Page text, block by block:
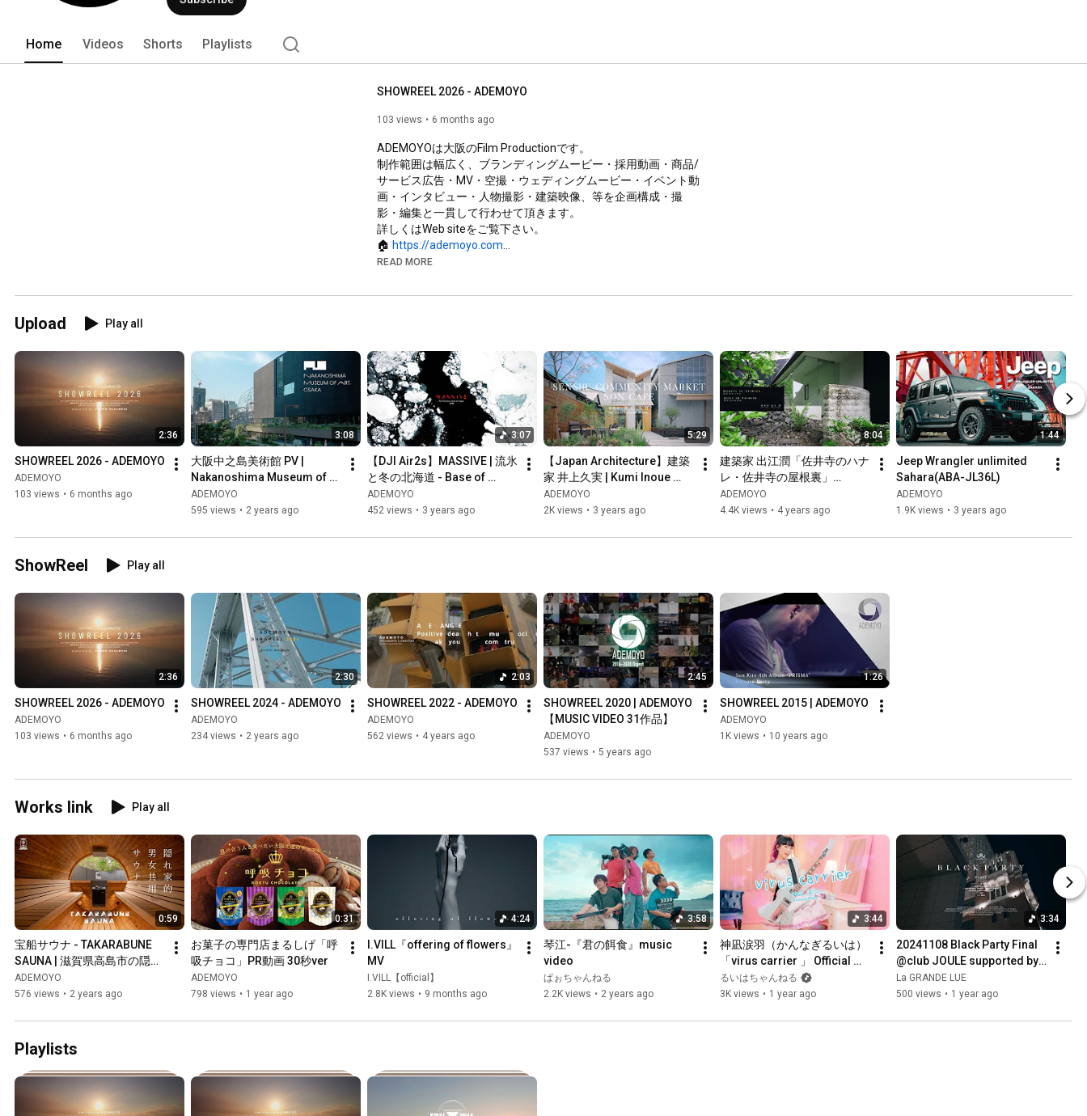
Home Videos Shorts Playlists
SHOWREEL 2026 - ADEMOYO
103 views 6 months ago
ADEMOYOは大阪のFilm Productionです。
制作範囲は幅広く、ブランディングムービー・採用動画・商品/
サービス広告・MV・空撮・ウェディングムービー・イベント動
画・インタビュー・人物撮影・建築映像、等を企画構成・撮
影・編集と一貫して行わせて頂きます。
詳しくはWeb siteをご覧下さい。
🏠 https://ademoyo.com
info@ademoyo.com
#大阪映像制作#ビデオグラファー#ブランディングムービー
READ MORE
Upload Play all
2:36
SHOWREEL 2026 - ADEMOYO
ADEMOYO
103 views • 6 months ago
3:08
大阪中之島美術館 PV |
Nakanoshima Museum of
Art, Osaka (Japan)
ADEMOYO
595 views • 2 years ago
3:07
【DJI Air2s】MASSIVE | 流氷
と冬の北海道 - Base of
Shiretoko National Park
Hokkaido Japan
ADEMOYO
452 views • 3 years ago
5:29
【Japan Architecture】建築
家 井上久実 | Kumi Inoue
「SENSHU COMMUNITY
MARKET SON CAFE」
ADEMOYO
2K views • 3 years ago
8:04
建築家 出江潤「佐井寺のハナ
レ・佐井寺の屋根裏」
【Japan Architecture】
ADEMOYO
4.4K views • 4 years ago
1:44
Jeep Wrangler unlimited
Sahara(ABA-JL36L)
ADEMOYO
1.9K views • 3 years ago
ShowReel Play all
2:36
SHOWREEL 2026 - ADEMOYO
ADEMOYO
103 views • 6 months ago
2:30
SHOWREEL 2024 - ADEMOYO
ADEMOYO
234 views • 2 years ago
2:03
SHOWREEL 2022 - ADEMOYO
ADEMOYO
562 views • 4 years ago
2:45
SHOWREEL 2020 | ADEMOYO
【MUSIC VIDEO 31作品】
ADEMOYO
537 views • 5 years ago
1:26
SHOWREEL 2015 | ADEMOYO
ADEMOYO
1K views • 10 years ago
Works link Play all
0:59
宝船サウナ - TAKARABUNE
SAUNA | 滋賀県高島市の隠れ
家的男女共用サウナ
ADEMOYO
576 views • 2 years ago
0:31
お菓子の専門店まるしげ「呼
吸チョコ」PR動画 30秒ver
ADEMOYO
798 views • 1 year ago
4:24
I.VILL『offering of flowers』
MV
I.VILL【official】
2.8K views • 9 months ago
3:58
琴江-『君の餌食』music
video
ぱぉちゃんねる
2.2K views • 2 years ago
3:44
神凪涙羽（かんなぎるいは）
「virus carrier 」 Official
Music Video
るいはちゃんねる
3K views • 1 year ago
3:34
20241108 Black Party Final
@club JOULE supported by
La GRANDE LUE
La GRANDE LUE
500 views • 1 year ago
Playlists